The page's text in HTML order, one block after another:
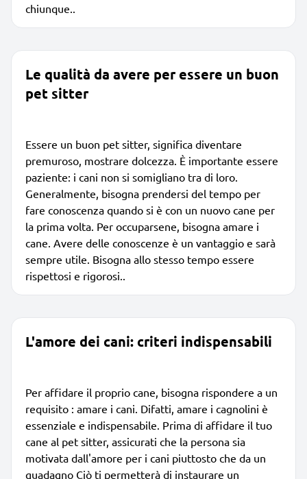
chiunque..
Le qualità da avere per essere un buon
pet sitter
Essere un buon pet sitter, significa diventare
premuroso, mostrare dolcezza. È importante essere
paziente: i cani non si somigliano tra di loro.
Generalmente, bisogna prendersi del tempo per
fare conoscenza quando si è con un nuovo cane per
la prima volta. Per occuparsene, bisogna amare i
cane. Avere delle conoscenze è un vantaggio e sarà
sempre utile. Bisogna allo stesso tempo essere
rispettosi e rigorosi..
L'amore dei cani: criteri indispensabili
Per affidare il proprio cane, bisogna rispondere a un
requisito : amare i cani. Difatti, amare i cagnolini è
essenziale e indispensabile. Prima di affidare il tuo
cane al pet sitter, assicurati che la persona sia
motivata dall'amore per i cani piuttosto che da un
guadagno Ciò ti permetterà di instaurare un